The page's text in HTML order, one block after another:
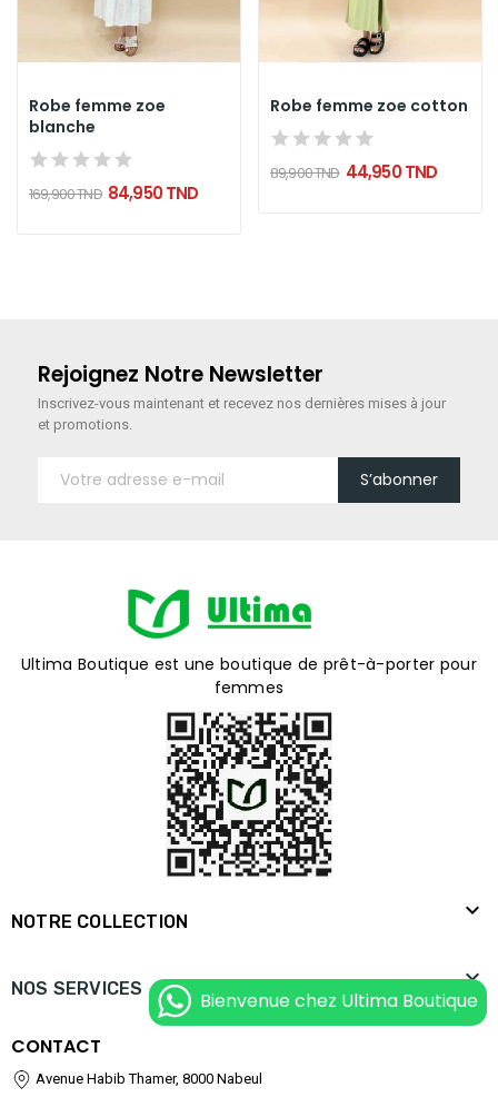
Robe femme zoe
blanche
169,900 TND 84,950 TND
Robe femme zoe cotton
89,900 TND 44,950 TND
Rejoignez Notre Newsletter
Inscrivez-vous maintenant et recevez nos dernières mises à jour
et promotions.
S’abonner
Ultima Boutique est une boutique de prêt-à-porter pour
femmes
NOTRE COLLECTION 
NOS SERVICES 
CONTACT
Avenue Habib Thamer, 8000 Nabeul
Bienvenue chez Ultima Boutique